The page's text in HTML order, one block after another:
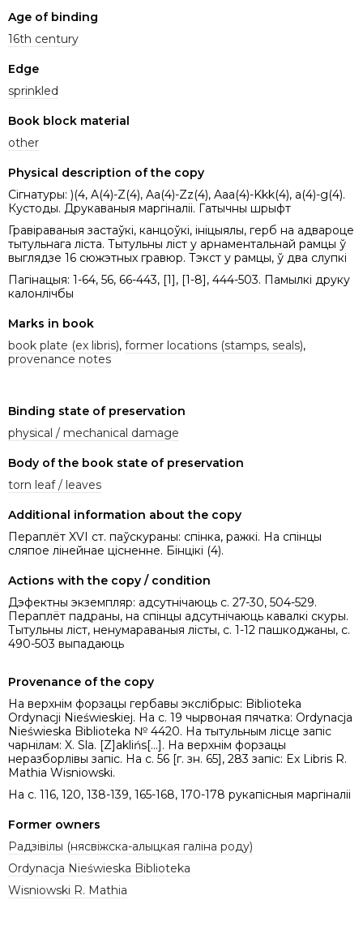
Age of binding
16th century
Edge
sprinkled
Book block material
other
Physical description of the copy
Сігнатуры: )(4, A(4)-Z(4), Aa(4)-Zz(4), Aaa(4)-Kkk(4), a(4)-g(4).
Кустоды. Друкаваныя маргіналіі. Гатычны шрыфт
Гравіраваныя застаўкі, канцоўкі, ініцыялы, герб на адвароце
тытульнага ліста. Тытульны ліст у арнаментальнай рамцы ў
выглядзе 16 сюжэтных гравюр. Тэкст у рамцы, ў два слупкі
Пагінацыя: 1-64, 56, 66-443, [1], [1-8], 444-503. Памылкі друку
калонлічбы
Marks in book
book plate (ex libris), former locations (stamps, seals),
provenance notes
Binding state of preservation
physical / mechanical damage
Body of the book state of preservation
torn leaf / leaves
Additional information about the copy
Пераплёт XVI ст. паўскураны: спінка, ражкі. На спінцы
сляпое лінейнае цісненне. Бінцікі (4).
Actions with the copy / condition
Дэфектны экземпляр: адсутнічаюць с. 27-30, 504-529.
Пераплёт падраны, на спінцы адсутнічаюць кавалкі скуры.
Тытульны ліст, ненумараваныя лісты, с. 1-12 пашкоджаны, с.
490-503 выпадаюць
Provenance of the copy
На верхнім форзацы гербавы экслібрыс: Biblioteka
Ordynacji Nieświeskiej. На с. 19 чырвоная пячатка: Ordynacja
Nieświeska Biblioteka № 4420. На тытульным лісце запіс
чарнілам: X. Sla. [Z]aklińs[...]. На верхнім форзацы
неразборлівы запіс. На с. 56 [г. зн. 65], 283 запіс: Ex Libris R.
Mathia Wisniowski.
На с. 116, 120, 138-139, 165-168, 170-178 рукапісныя маргіналіі
Former owners
Радзівілы (нясвіжска-алыцкая галіна роду)
Ordynacja Nieświeska Biblioteka
Wisniowski R. Mathia